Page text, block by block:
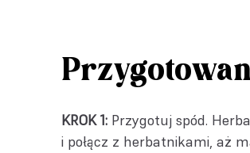
KROK 1: Przygotuj spód.
i połącz z herbatnikami, aż